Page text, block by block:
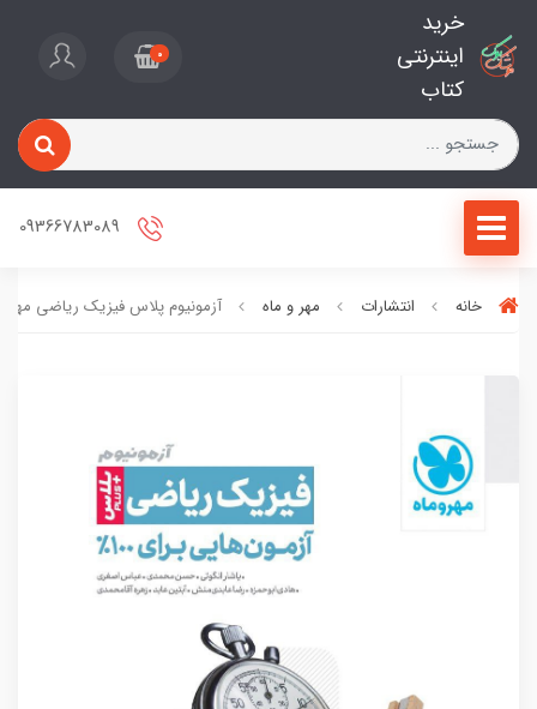
خرید
اینترنتی
کتاب
0
خانه انتشارات مهر و ماه آزمونیوم پلاس فیزیک ریاضی